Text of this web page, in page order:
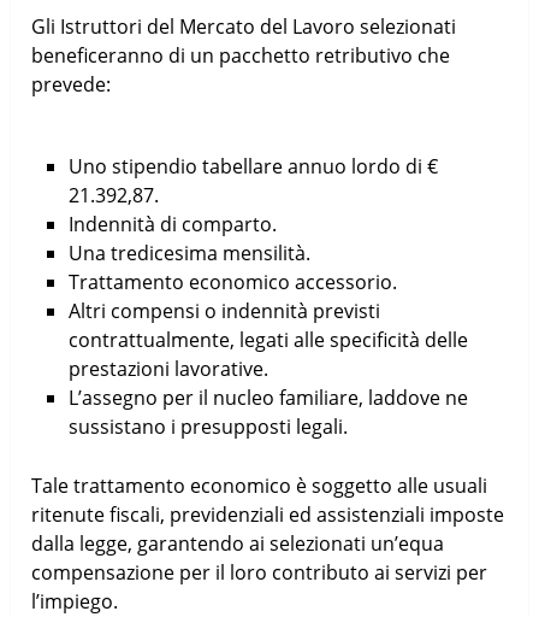
Gli Istruttori del Mercato del Lavoro selezionati
beneficeranno di un pacchetto retributivo che
prevede:
Uno stipendio tabellare annuo lordo di €
21.392,87.
Indennità di comparto.
Una tredicesima mensilità.
Trattamento economico accessorio.
Altri compensi o indennità previsti
contrattualmente, legati alle specificità delle
prestazioni lavorative.
L’assegno per il nucleo familiare, laddove ne
sussistano i presupposti legali.
Tale trattamento economico è soggetto alle usuali
ritenute fiscali, previdenziali ed assistenziali imposte
dalla legge, garantendo ai selezionati un’equa
compensazione per il loro contributo ai servizi per
l’impiego.